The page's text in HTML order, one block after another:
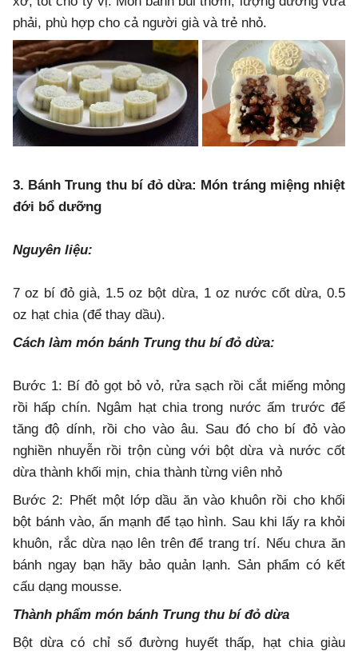
phải, phù hợp cho cả người già và trẻ nhỏ.
3. Bánh Trung thu bí đỏ dừa: Món tráng miệng nhiệt
đới bổ dưỡng
Nguyên liệu:
7 oz bí đỏ già, 1.5 oz bột dừa, 1 oz nước cốt dừa, 0.5
oz hạt chia (để thay dầu).
Cách làm món bánh Trung thu bí đỏ dừa:
Bước 1: Bí đỏ gọt bỏ vỏ, rửa sạch rồi cắt miếng mỏng
rồi hấp chín. Ngâm hạt chia trong nước ấm trước để
tăng độ dính, rồi cho vào âu. Sau đó cho bí đỏ vào
nghiền nhuyễn rồi trộn cùng với bột dừa và nước cốt
dừa thành khối mịn, chia thành từng viên nhỏ
Bước 2: Phết một lớp dầu ăn vào khuôn rồi cho khối
bột bánh vào, ấn mạnh để tạo hình. Sau khi lấy ra khỏi
khuôn, rắc dừa nạo lên trên để trang trí. Nếu chưa ăn
bánh ngay bạn hãy bảo quản lạnh. Sản phẩm có kết
cấu dạng mousse.
Thành phẩm món bánh Trung thu bí đỏ dừa
Bột dừa có chỉ số đường huyết thấp, hạt chia giàu